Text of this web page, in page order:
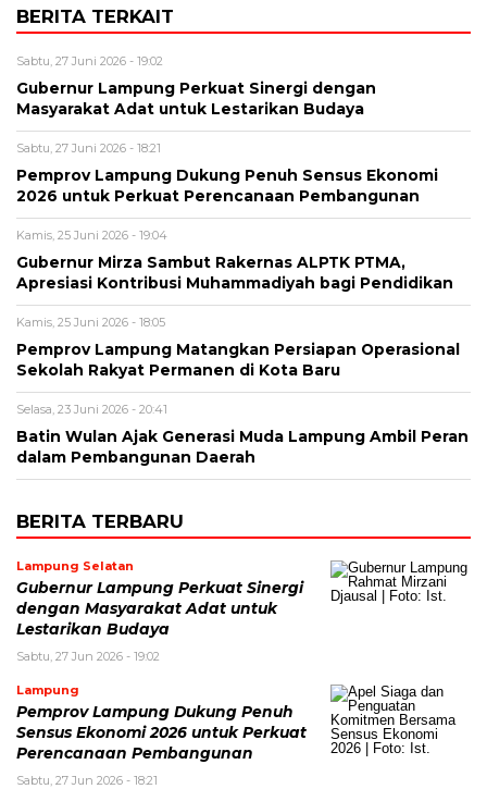
BERITA TERKAIT
Sabtu, 27 Juni 2026 - 19:02
Gubernur Lampung Perkuat Sinergi dengan
Masyarakat Adat untuk Lestarikan Budaya
Sabtu, 27 Juni 2026 - 18:21
Pemprov Lampung Dukung Penuh Sensus Ekonomi
2026 untuk Perkuat Perencanaan Pembangunan
Kamis, 25 Juni 2026 - 19:04
Gubernur Mirza Sambut Rakernas ALPTK PTMA,
Apresiasi Kontribusi Muhammadiyah bagi Pendidikan
Kamis, 25 Juni 2026 - 18:05
Pemprov Lampung Matangkan Persiapan Operasional
Sekolah Rakyat Permanen di Kota Baru
Selasa, 23 Juni 2026 - 20:41
Batin Wulan Ajak Generasi Muda Lampung Ambil Peran
dalam Pembangunan Daerah
BERITA TERBARU
Lampung Selatan
Gubernur Lampung Perkuat Sinergi
dengan Masyarakat Adat untuk
Lestarikan Budaya
Sabtu, 27 Jun 2026 - 19:02
Lampung
Pemprov Lampung Dukung Penuh
Sensus Ekonomi 2026 untuk Perkuat
Perencanaan Pembangunan
Sabtu, 27 Jun 2026 - 18:21